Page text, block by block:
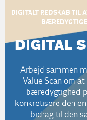
DIGITALT REDSKAB TIL
DIGITAL
Arbejd sammen
Value Scan om
bæredygtighed
konkretisere den
bidrag til den